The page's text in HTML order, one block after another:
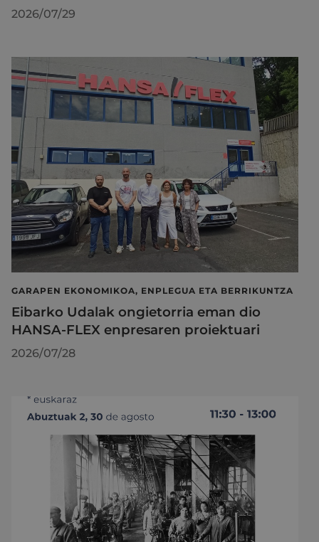
2026/07/29
GARAPEN EKONOMIKOA, ENPLEGUA ETA BERRIKUNTZA
Eibarko Udalak ongietorria eman dio
HANSA-FLEX enpresaren proiektuari
2026/07/28